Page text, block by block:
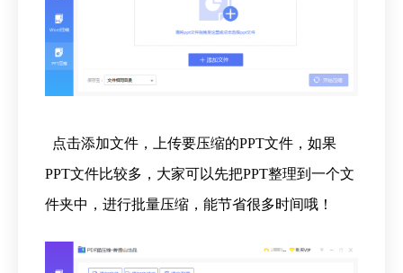
点击添加文件，上传要压缩的PPT文件，如果
PPT文件比较多，大家可以先把PPT整理到一个文
件夹中，进行批量压缩，能节省很多时间哦！